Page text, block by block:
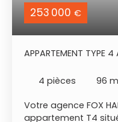
253 000 €
APPARTEMENT TYPE
4 pièces 96
Votre agence FOX
appartement T4